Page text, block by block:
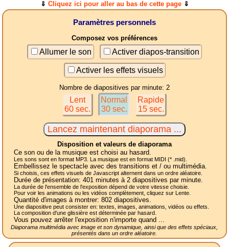
⇓ Cliquez ici pour aller au bas de cette page⇓
Paramètres personnels
Composez vos préférences
Allumer le son Activer diapos-transition
Activer les effets visuels
Nombre de diapositives par minute: 2
Lent
60 sec.
Normal
30 sec.
Rapide
15 sec.
Disposition et valeurs de diaporama
Ce son ou de la musique est choisi au hasard.
Les sons sont en format MP3. La musique est en format MIDI (* .mid).
Embellissez le spectacle avec des transitions et / ou multimédia.
Si choisis, ces effets visuels de Javascript alternent dans un ordre aléatoire.
Durée de présentation: 401 minutes à 2 diapositives par minute.
La durée de l'ensemble de l'exposition dépend de votre vitesse choisie.
Pour voir les animations ou les vidéos complètement, cliquez sur Lente.
Quantité d'images à montrer: 802diapositives.
Une diapositive peut consister en: textes, images, animations, vidéos ou effets.
La composition d'une glissière est déterminée par hasard.
Vous pouvez arrêter l'exposition n'importe quand ...
Diaporama multimédia avec image et son dynamique, ainsi que des effets spéciaux,
présentés dans un ordre aléatoire.